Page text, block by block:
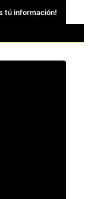
tú información!